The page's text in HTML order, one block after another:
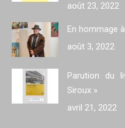
août 23, 2022
En hommage
août 3, 2022
Parution du
Siroux »
avril 21, 2022